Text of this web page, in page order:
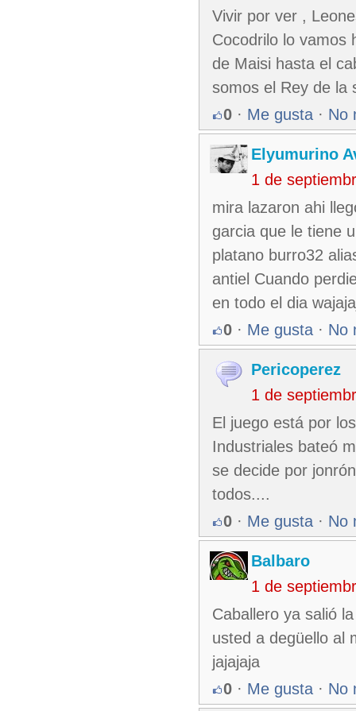
Vivir por ver ,
Cocodrilo lo vamos
de Maisi hasta el
somos el Rey de la
0 · Me gusta · No
Elyumurino
1 de
mira lazaron ahi
garcia que le tiene
platano burro32
antiel Cuando
en todo el dia
0 · Me gusta · No
Pericoperez
1 de
El juego está por
Industriales bateó
se decide por
todos....
0 · Me gusta · No
Balbaro
1 de
Caballero ya salió
usted a degüello al
jajajaja
0 · Me gusta · No